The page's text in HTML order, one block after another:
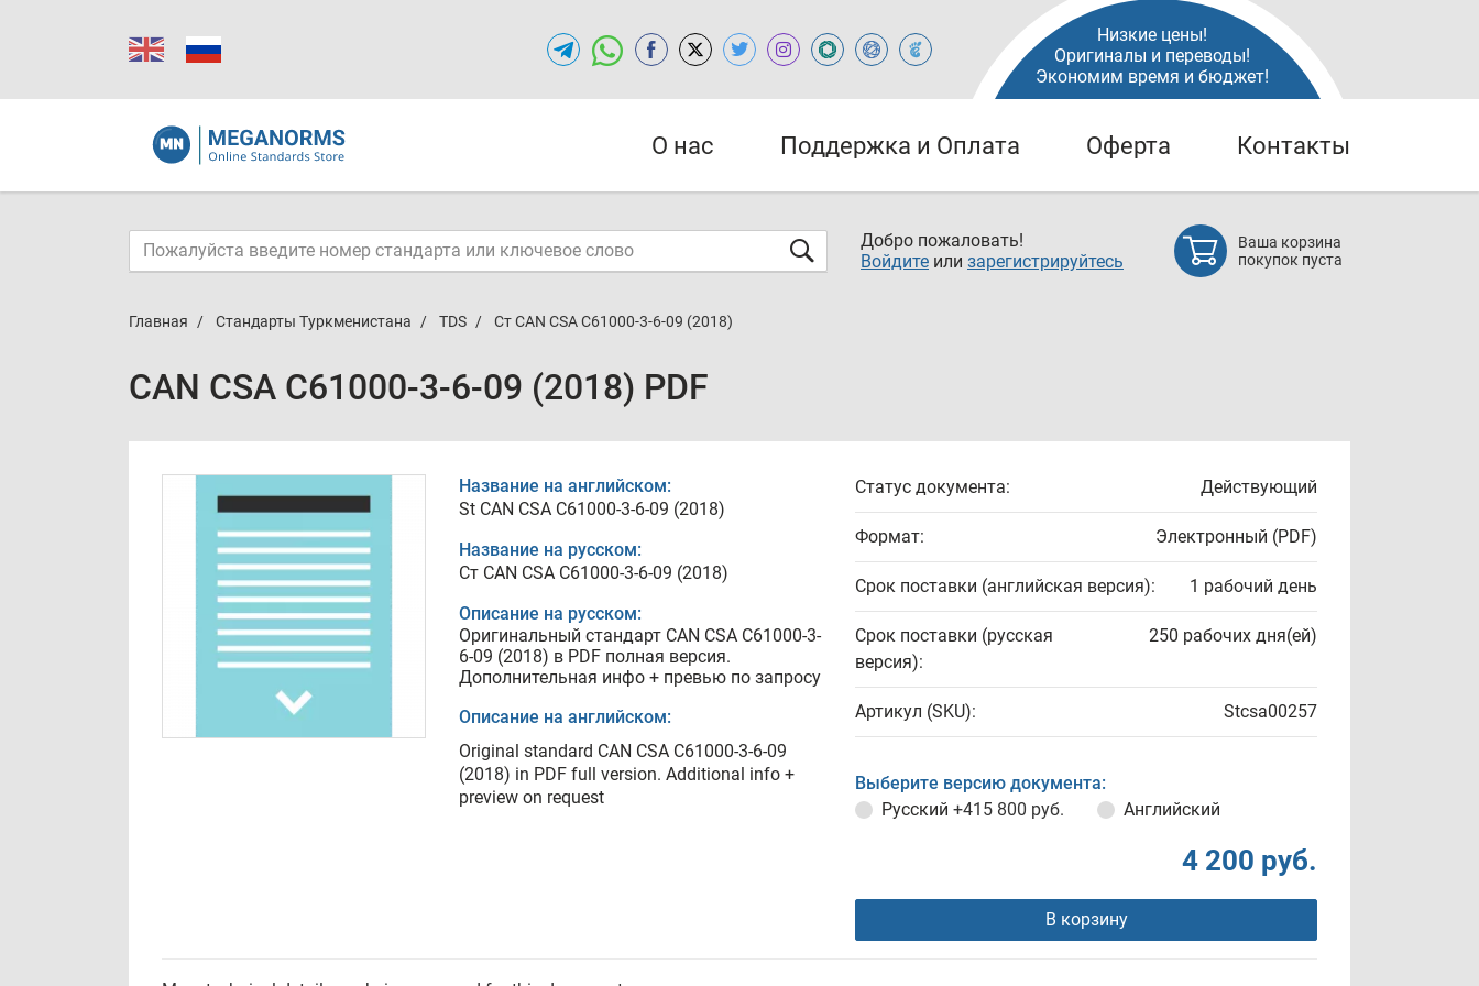
Низкие цены!
Оригиналы и переводы!
Экономим время и бюджет!
О нас Поддержка и Оплата Оферта Контакты
Добро пожаловать!
Войдите или зарегистрируйтесь
Ваша корзина
покупок пуста
Главная Стандарты Туркменистана TDS Ст CAN CSA C61000-3-6-09 (2018)
CAN CSA C61000-3-6-09 (2018) PDF
Название на английском:
St CAN CSA C61000-3-6-09 (2018)
Название на русском:
Ст CAN CSA C61000-3-6-09 (2018)
Описание на русском:
Оригинальный стандарт CAN CSA C61000-3-
6-09 (2018) в PDF полная версия.
Дополнительная инфо + превью по запросу
Описание на английском:
Original standard CAN CSA C61000-3-6-09
(2018) in PDF full version. Additional info +
preview on request
Статус документа: Действующий
Формат: Электронный (PDF)
Срок поставки (английская версия): 1 рабочий день
Срок поставки (русская
версия):
250 рабочих дня(ей)
Артикул (SKU): Stcsa00257
Выберите версию документа:
Русский +415 800 руб. Английский
4 200 руб.
В корзину